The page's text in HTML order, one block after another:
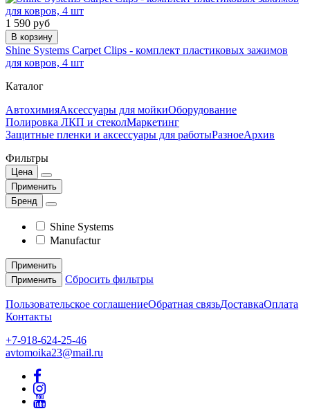
1 590 руб
В корзину
Shine Systems Carpet Clips - комплект пластиковых зажимов
для ковров, 4 шт
Каталог
АвтохимияАксессуары для мойкиОборудование
Полировка ЛКП и стеколМаркетинг
Защитные пленки и аксессуары для работыРазноеАрхив
Фильтры
Цена
Применить
Бренд
Shine Systems
Manufactur
Применить
Применить
Сбросить фильтры
Пользовательское соглашениеОбратная связьДоставкаОплата
Контакты
+7-918-624-25-46
avtomoika23@mail.ru